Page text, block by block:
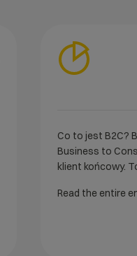
Co to jest B2C?
Business to
klient końcowy.
Read the entire